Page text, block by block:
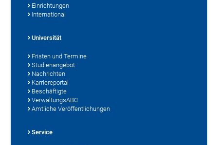
Einrichtungen
International
Universität
Fristen und Termine
Studienangebot
Nachrichten
Karriereportal
Beschäftigte
VerwaltungsABC
Amtliche Veröffentlichungen
Service